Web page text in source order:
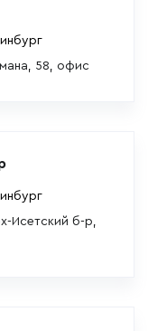
58, офис
Исетский б-р,